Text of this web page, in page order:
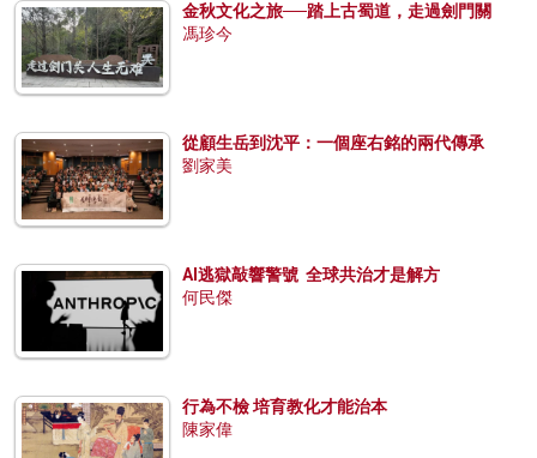
金秋文化之旅──踏上古蜀道，走過劍門關
馮珍今
從顧生岳到沈平：一個座右銘的兩代傳承
劉家美
AI逃獄敲響警號 全球共治才是解方
何民傑
行為不檢 培育教化才能治本
陳家偉